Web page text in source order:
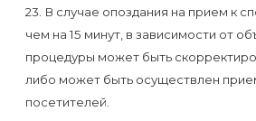
23. В случае опоздания на прием к
чем на 15 минут, в зависимости от
процедуры может быть
либо может быть осуществлен
посетителей.